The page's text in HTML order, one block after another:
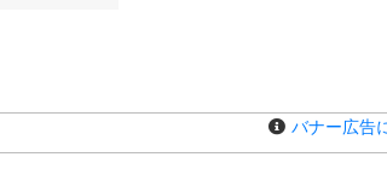
バナー広告